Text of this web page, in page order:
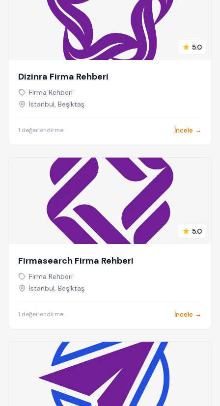
5.0
Dizinra Firma Rehberi
Firma Rehberi
İstanbul, Beşiktaş
1 değerlendirme İncele →
5.0
Firmasearch Firma Rehberi
Firma Rehberi
İstanbul, Beşiktaş
1 değerlendirme İncele →